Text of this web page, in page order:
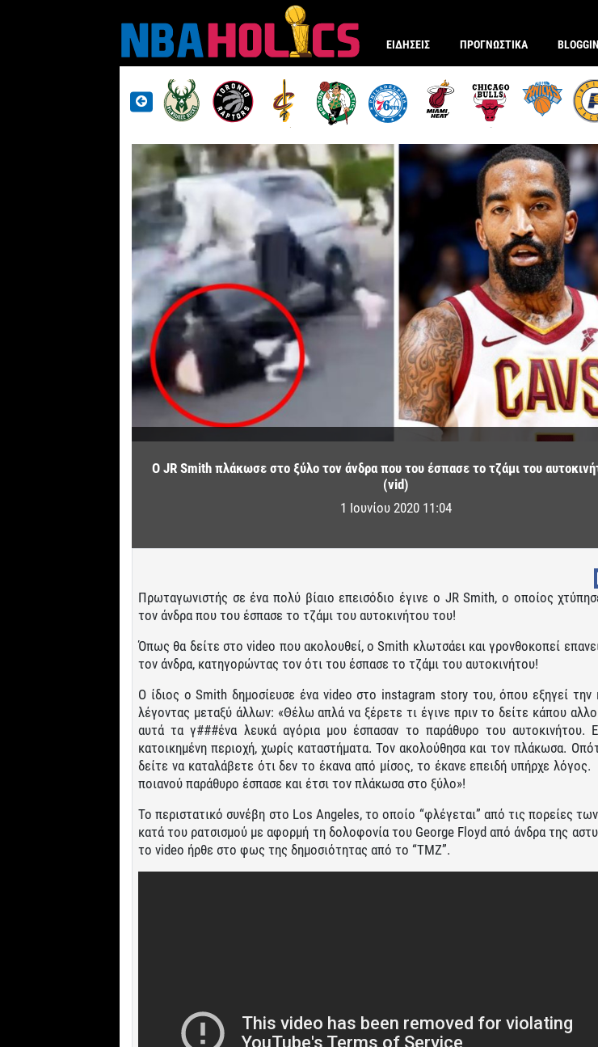
ΕΙΔΗΣΕΙΣ ΠΡΟΓΝΩΣΤΙΚΑ
Ο JR Smith πλάκωσε στο ξύλο τον άνδρα που του έσπασε το τζάμι του
(vid)
1 Ιουνίου 2020 11:04
Πρωταγωνιστής σε ένα πολύ βίαιο επεισόδιο έγινε ο JR Smith, ο οποίος
τον άνδρα που του έσπασε το τζάμι του αυτοκινήτου του!
Όπως θα δείτε στο video που ακολουθεί, ο Smith κλωτσάει και γρονθοκοπεί
τον άνδρα, κατηγορώντας τον ότι του έσπασε το τζάμι του αυτοκινήτου!
Ο ίδιος ο Smith δημοσίευσε ένα video στο instagram story του, όπου εξηγεί την
λέγοντας μεταξύ άλλων: «Θέλω απλά να ξέρετε τι έγινε πριν το δείτε κάπου
αυτά τα γ###ένα λευκά αγόρια μου έσπασαν το παράθυρο του αυτοκινήτου.
κατοικημένη περιοχή, χωρίς καταστήματα. Τον ακολούθησα και τον πλάκωσα.
δείτε να καταλάβετε ότι δεν το έκανα από μίσος, το έκανε επειδή υπήρχε
ποιανού παράθυρο έσπασε και έτσι τον πλάκωσα στο ξύλο»!
Το περιστατικό συνέβη στο Los Angeles, το οποίο “φλέγεται” από τις πορείες
κατά του ρατσισμού με αφορμή τη δολοφονία του George Floyd από άνδρα της
το video ήρθε στο φως της δημοσιότητας από το “TMZ”.